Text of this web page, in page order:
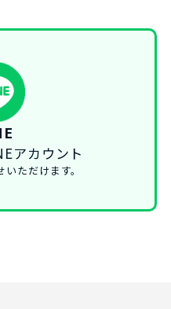
アカウント
ただけます。